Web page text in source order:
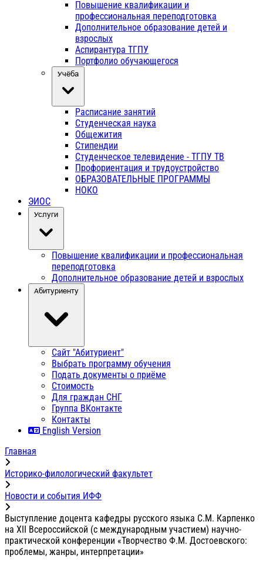
Повышение квалификации и
профессиональная переподготовка
Дополнительное образование детей и
взрослых
Аспирантура ТГПУ
Портфолио обучающегося
Учёба
Расписание занятий
Студенческая наука
Общежития
Стипендии
Студенческое телевидение - ТГПУ ТВ
Профориентация и трудоустройство
ОБРАЗОВАТЕЛЬНЫЕ ПРОГРАММЫ
НОКО
ЭИОС
Услуги
Повышение квалификации и профессиональная
переподготовка
Дополнительное образование детей и взрослых
Абитуриенту
Сайт "Абитуриент"
Выбрать программу обучения
Подать документы о приёме
Стоимость
Для граждан СНГ
Группа ВКонтакте
Контакты
English Version
Главная
Историко-филологический факультет
Новости и события ИФФ
Выступление доцента кафедры русского языка С.М. Карпенко
на XII Всероссийской (с международным участием) научно-
практической конференции «Творчество Ф.М. Достоевского:
проблемы, жанры, интерпретации»